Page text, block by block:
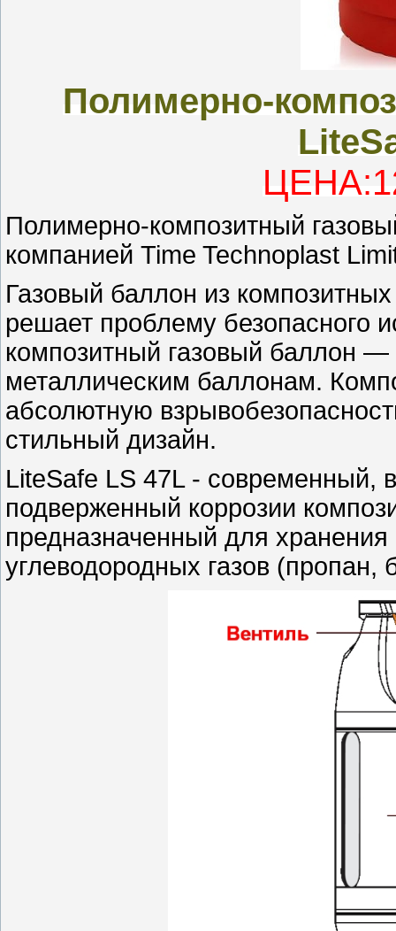
Полимерно-
Полимерно-композитный
компанией Time Technoplast
Газовый баллон из
решает проблему безопасного
композитный газовый баллон
металлическим баллонам.
абсолютную
стильный дизайн.
LiteSafe LS 47L - современный,
подверженный коррозии
предназначенный для
углеводородных газов (пропан,